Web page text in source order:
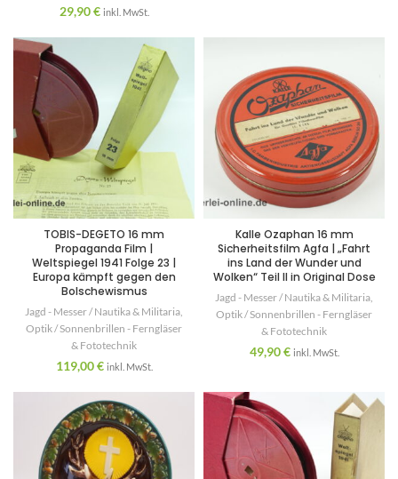
29,90€ inkl. MwSt.
TOBIS-DEGETO 16 mm
Propaganda Film |
Weltspiegel 1941 Folge 23 |
Europa kämpft gegen den
Bolschewismus
Jagd - Messer / Nautika & Militaria
Optik / Sonnenbrillen - Ferngläser
& Fototechnik
119,00€ inkl. MwSt.
Kalle Ozaphan 16 mm
Sicherheitsfilm Agfa | „Fahrt
ins Land der Wunder und
Wolken“ Teil II in Original Dose
Jagd - Messer / Nautika & Militaria
Optik / Sonnenbrillen - Ferngläser
& Fototechnik
49,90€ inkl. MwSt.